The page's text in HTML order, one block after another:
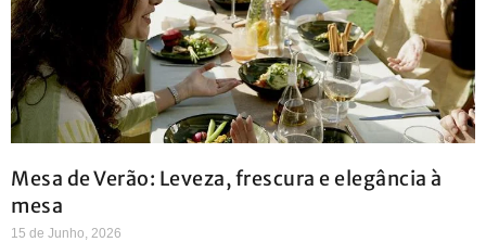
Mesa de Verão: Leveza, frescura e elegância à
mesa
15 de Junho, 2026